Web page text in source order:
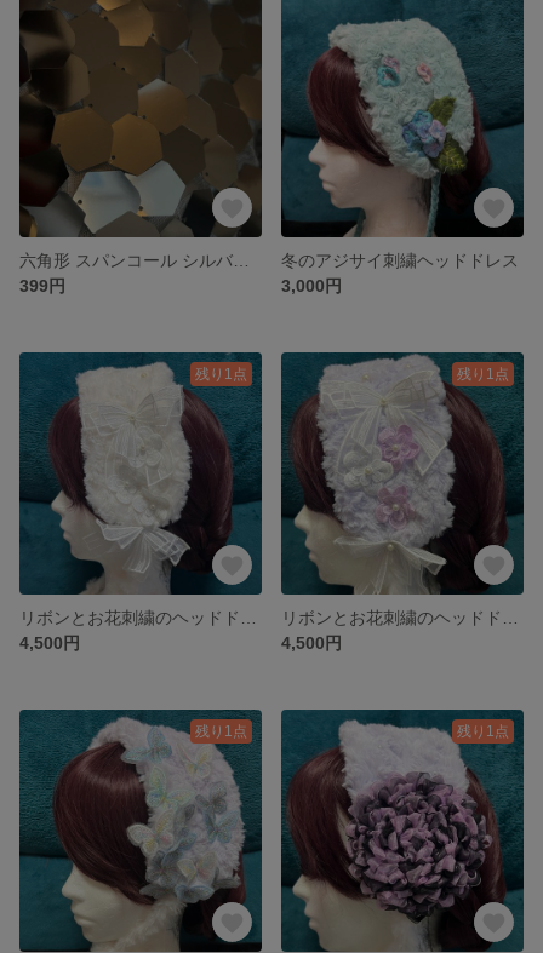
399円
冬のアジサイ刺繍ヘッドドレス
3,000円
残り1点
4,500円
残り1点
4,500円
残り1点 残り1点